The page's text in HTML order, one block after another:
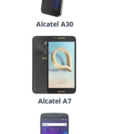
Alcatel A30
Alcatel A7